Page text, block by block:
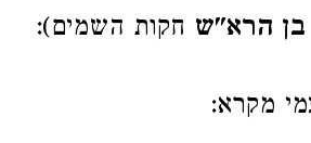
בן הרא"ש חקות השמים):
מקרא: